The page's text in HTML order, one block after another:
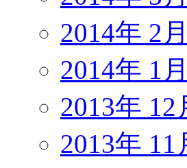
2014年 2月
2014年 1月
2013年 12
2013年 11